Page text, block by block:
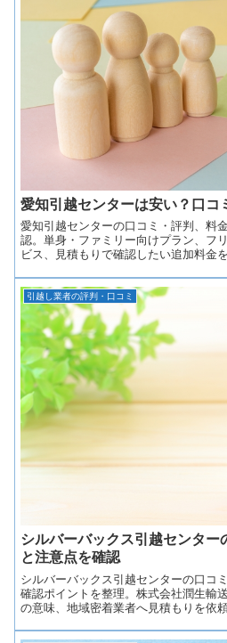
愛知引越センターは安い？口コ
愛知引越センターの口コミ・評判、料
認。単身・ファミリー向けプラン、フ
ビス、見積もりで確認したい追加料金
引越し業者の評判・口コミ
シルバーバックス引越センター
と注意点を確認
シルバーバックス引越センターの口コ
確認ポイントを整理。株式会社潤生輸
の意味、地域密着業者へ見積もりを依